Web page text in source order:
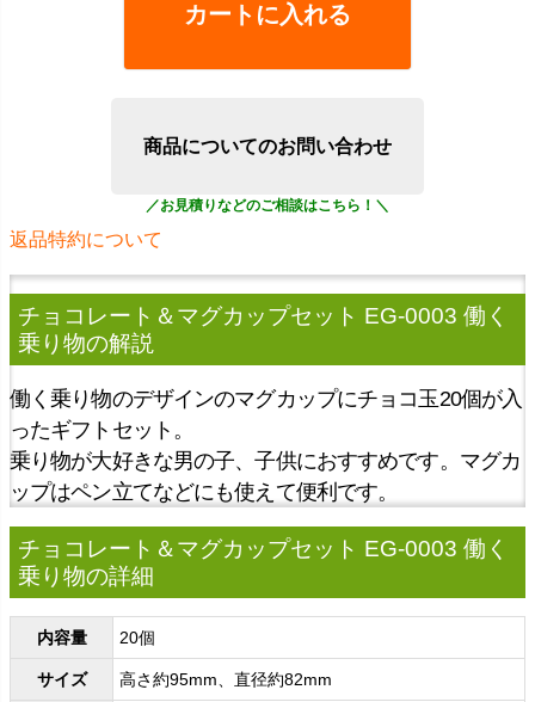
カートに入れる
商品についてのお問い合わせ
返品特約について
チョコレート＆マグカップセット EG-0003 働く
乗り物の解説
働く乗り物のデザインのマグカップにチョコ玉20個が入
ったギフトセット。
乗り物が大好きな男の子、子供におすすめです。マグカ
ップはペン立てなどにも使えて便利です。
チョコレート＆マグカップセット EG-0003 働く
乗り物の詳細
内容量 20個
サイズ 高さ約95mm、直径約82mm